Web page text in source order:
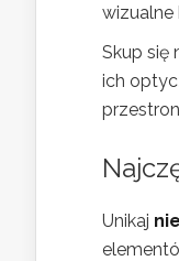
wizualne
Skup się
ich
Unikaj